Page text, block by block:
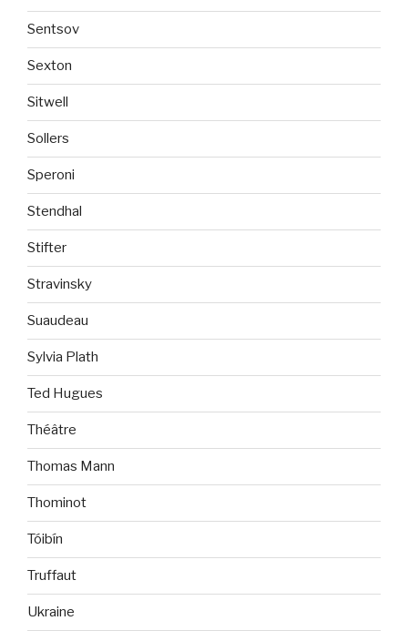
Sentsov
Sexton
Sitwell
Sollers
Speroni
Stendhal
Stifter
Stravinsky
Suaudeau
Sylvia Plath
Ted Hugues
Théâtre
Thomas Mann
Thominot
Tóibín
Truffaut
Ukraine